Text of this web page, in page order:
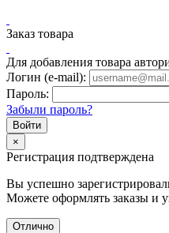
Заказ товара
Для добавления товара
Логин (e-mail):
Пароль:
Забыли пароль?
×
Регистрация подтверждена
Вы успешно
Можете оформлять заказы и
Отлично